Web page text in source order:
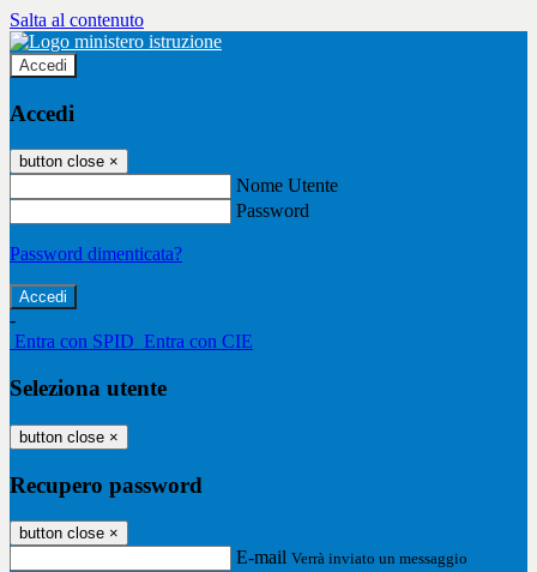
Salta al contenuto
Accedi
Accedi
button close ×
Nome Utente
Password
Password dimenticata?
-
Entra con SPID Entra con CIE
Seleziona utente
button close ×
Recupero password
button close ×
E-mail Verrà inviato un messaggio